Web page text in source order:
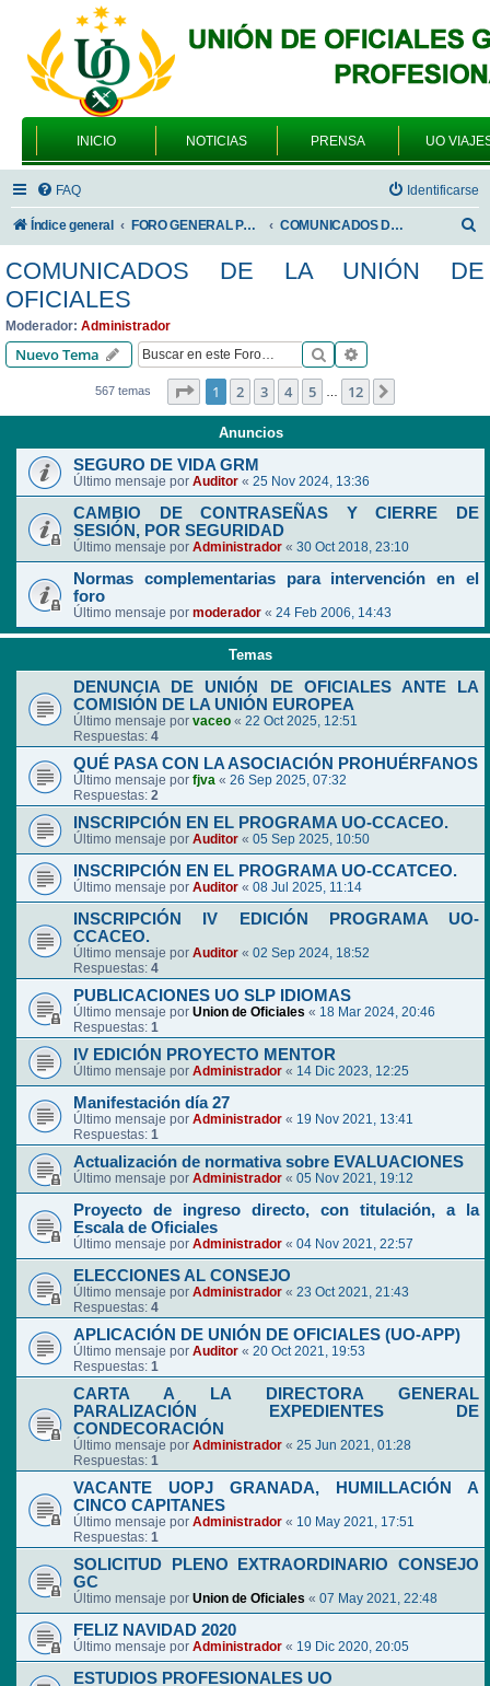
INICIO NOTICIAS PRENSA UO
FAQ Identificarse
Índice general FORO GENERAL PARA TODOS LOS USUARIOS COMUNICADOS DE LA UNIÓN DE OFICIALES
s
COMUNICADOS DE LA UNIÓN DE
OFICIALES
Moderador: Administrador
Nuevo Tema Buscar
567 temas Página de 12
1 2 3 4 5 … 12
Anuncios
SEGURO DE VIDA GRM
Último mensaje por Auditor « 25 Nov 2024, 13:36
CAMBIO DE CONTRASEÑAS Y CIERRE DE
SESIÓN, POR SEGURIDAD
Último mensaje por Administrador « 30 Oct 2018, 23:10
Normas complementarias para intervención en el
foro
Último mensaje por moderador « 24 Feb 2006, 14:43
Temas
DENUNCIA DE UNIÓN DE OFICIALES ANTE LA
COMISIÓN DE LA UNIÓN EUROPEA
Último mensaje por vaceo « 22 Oct 2025, 12:51
Respuestas: 4
QUÉ PASA CON LA ASOCIACIÓN PROHUÉRFANOS
Último mensaje por fjva « 26 Sep 2025, 07:32
Respuestas: 2
INSCRIPCIÓN EN EL PROGRAMA UO-CCACEO.
Último mensaje por Auditor « 05 Sep 2025, 10:50
INSCRIPCIÓN EN EL PROGRAMA UO-CCATCEO.
Último mensaje por Auditor « 08 Jul 2025, 11:14
INSCRIPCIÓN IV EDICIÓN PROGRAMA UO-
CCACEO.
Último mensaje por Auditor « 02 Sep 2024, 18:52
Respuestas: 4
PUBLICACIONES UO SLP IDIOMAS
Último mensaje por Union de Oficiales « 18 Mar 2024, 20:46
Respuestas: 1
IV EDICIÓN PROYECTO MENTOR
Último mensaje por Administrador « 14 Dic 2023, 12:25
Manifestación día 27
Último mensaje por Administrador « 19 Nov 2021, 13:41
Respuestas: 1
Actualización de normativa sobre EVALUACIONES
Último mensaje por Administrador « 05 Nov 2021, 19:12
Proyecto de ingreso directo, con titulación, a la
Escala de Oficiales
Último mensaje por Administrador « 04 Nov 2021, 22:57
ELECCIONES AL CONSEJO
Último mensaje por Administrador « 23 Oct 2021, 21:43
Respuestas: 4
APLICACIÓN DE UNIÓN DE OFICIALES (UO-APP)
Último mensaje por Auditor « 20 Oct 2021, 19:53
Respuestas: 1
CARTA A LA DIRECTORA GENERAL
PARALIZACIÓN EXPEDIENTES DE
CONDECORACIÓN
Último mensaje por Administrador « 25 Jun 2021, 01:28
Respuestas: 1
VACANTE UOPJ GRANADA, HUMILLACIÓN A
CINCO CAPITANES
Último mensaje por Administrador « 10 May 2021, 17:51
Respuestas: 1
SOLICITUD PLENO EXTRAORDINARIO CONSEJO
GC
Último mensaje por Union de Oficiales « 07 May 2021, 22:48
FELIZ NAVIDAD 2020
Último mensaje por Administrador « 19 Dic 2020, 20:05
ESTUDIOS PROFESIONALES UO